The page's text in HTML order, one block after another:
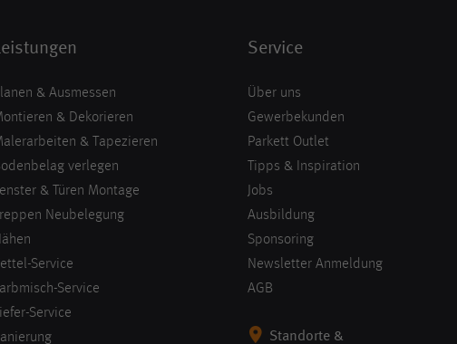
& Ausmessen
& Dekorieren
& Tapezieren
verlegen
& Türen Montage
Neubelegung
Service
Service
Service
Service
Über uns
Gewerbekunden
Parkett Outlet
Tipps & Inspiration
Jobs
Ausbildung
Sponsoring
Newsletter Anmeldung
AGB
Standorte &